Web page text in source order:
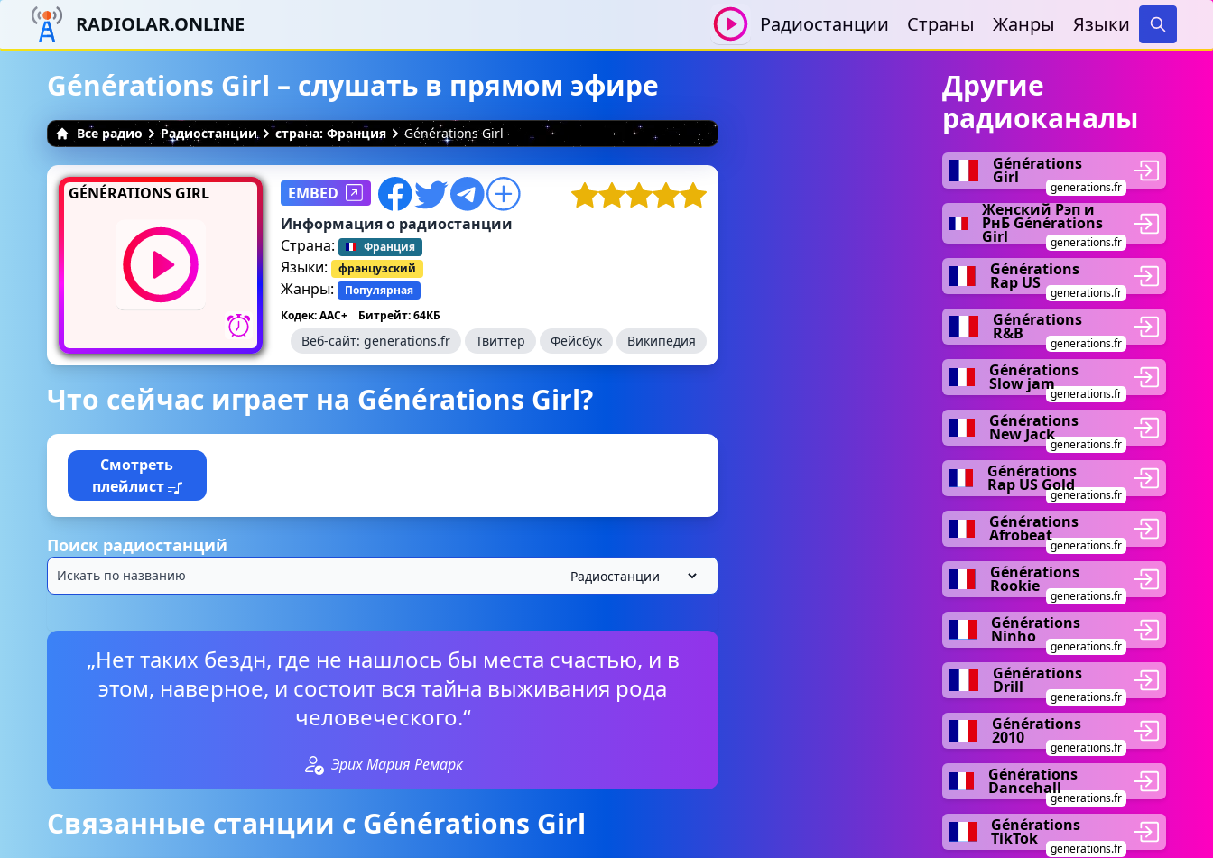
RADIOLAR.ONLINE Радиостанции Страны Жанры Языки
Search
Générations Girl – слушать в прямом эфире
Все радио Радиостанции страна: Франция Générations Girl
GÉNÉRATIONS GIRL
EMBED
Информация о радиостанции
Страна:
Франция
Языки: французский
Жанры:
Популярная
Кодек: AAC+
Битрейт: 64КБ
Веб-сайт: generations.fr Твиттер Фейсбук Википедия
Что сейчас играет на Générations Girl?
Смотреть
плейлист
Поиск радиостанций
„Нет таких бездн, где не нашлось бы места счастью, и в
этом, наверное, и состоит вся тайна выживания рода
человеческого.“
Эрих Мария Ремарк
Связанные станции с Générations Girl
Другие
радиоканалы
Générations
Girl
generations.fr
Женский Рэп и
РнБ Générations
Girl generations.fr
Générations
Rap US
generations.fr
Générations
R&B
generations.fr
Générations
Slow jam
generations.fr
Générations
New Jack
generations.fr
Générations
Rap US Gold
generations.fr
Générations
Afrobeat
generations.fr
Générations
Rookie
generations.fr
Générations
Ninho
generations.fr
Générations
Drill
generations.fr
Générations
2010
generations.fr
Générations
Dancehall
generations.fr
Générations
TikTok
generations.fr